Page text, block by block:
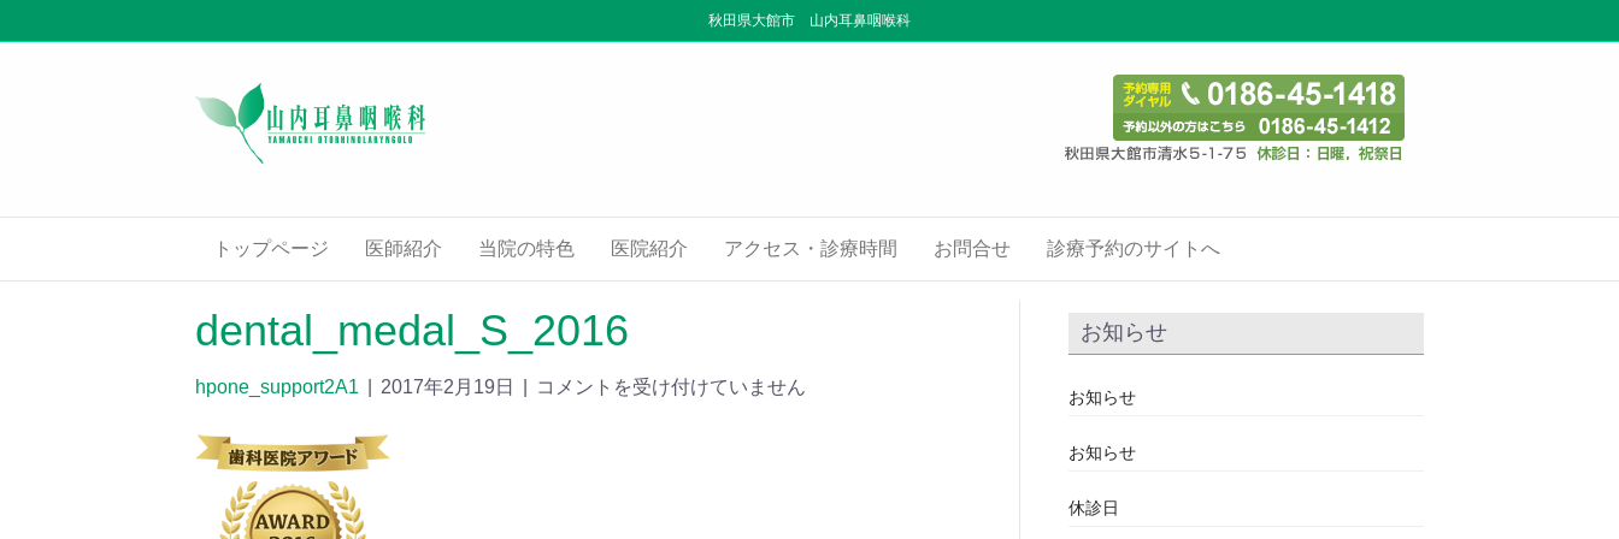
秋田県大館市 山内耳鼻咽喉科
トップページ 医師紹介 当院の特色 医院紹介 アクセス・診療時間 お問合せ 診療予約のサイトへ
dental_medal_S_2016
hpone_support2A1 2017年2月19日 コメントを受け付けていません
お知らせ
お知らせ
お知らせ
休診日